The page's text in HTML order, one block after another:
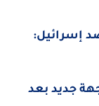
إسرائيل:
جديد بعد